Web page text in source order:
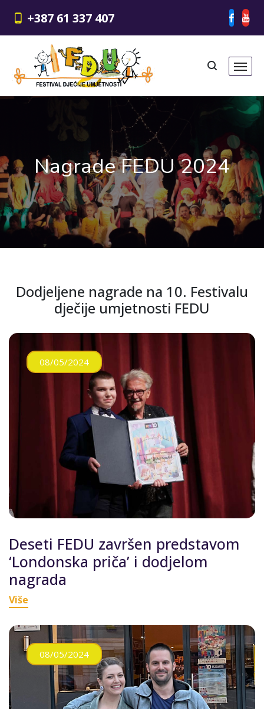
+387 61 337 407
Nagrade FEDU 2024
Dodjeljene nagrade na 10. Festivalu
dječije umjetnosti FEDU
08/05/2024
Deseti FEDU završen predstavom
‘Londonska priča’ i dodjelom
nagrada
Više
08/05/2024